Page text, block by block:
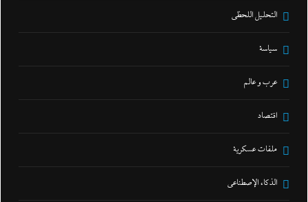
التحليل اللحظي
سياسة
عرب و عالم
اقتصاد
ملفات عسكرية
الذكاء الإصطناعي